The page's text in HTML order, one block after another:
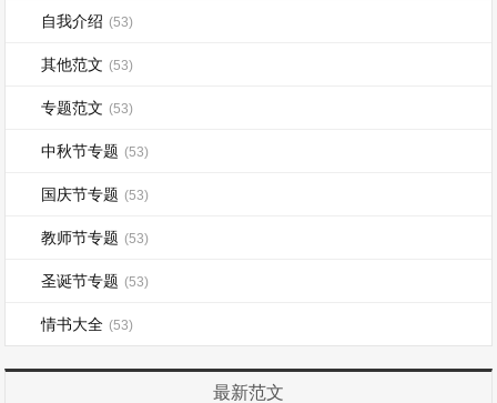
自我介绍 (53)
其他范文 (53)
专题范文 (53)
中秋节专题 (53)
国庆节专题 (53)
教师节专题 (53)
圣诞节专题 (53)
情书大全 (53)
最新范文